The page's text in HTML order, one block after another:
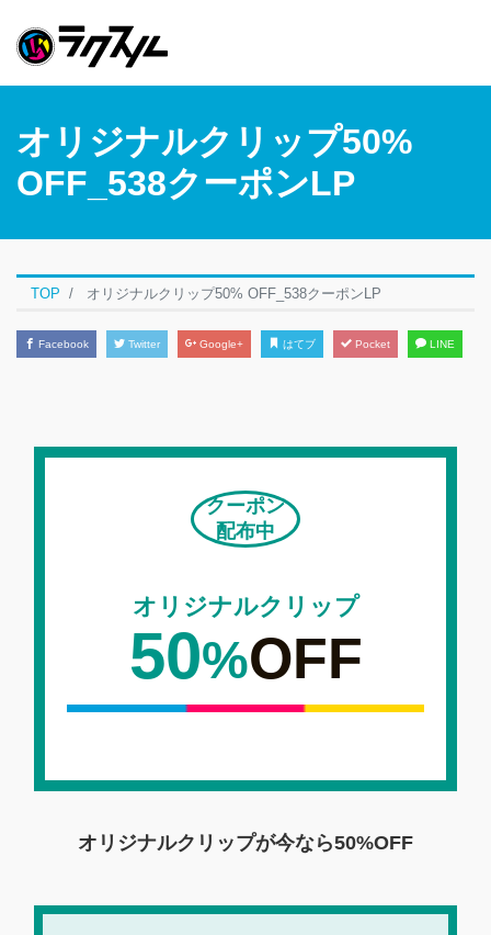
オリジナルクリップ50%
OFF_538クーポンLP
TOP オリジナルクリップ50% OFF_538クーポンLP
Facebook Twitter Google+ はてブ Pocket LINE
クーポン
配布中
オリジナルクリップ
50%OFF
オリジナルクリップが今なら50%OFF